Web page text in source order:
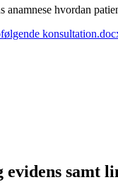
anamnese hvordan
evidens samt